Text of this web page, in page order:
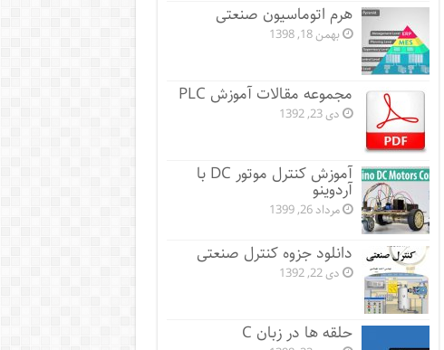
هرم اتوماسیون صنعتی
بهمن 18, 1398
مجموعه مقالات آموزش PLC
دی 23, 1392
آموزش کنترل موتور DC با
آردوینو
مرداد 26, 1399
دانلود جزوه کنترل صنعتی
دی 22, 1392
حلقه ها در زبان C